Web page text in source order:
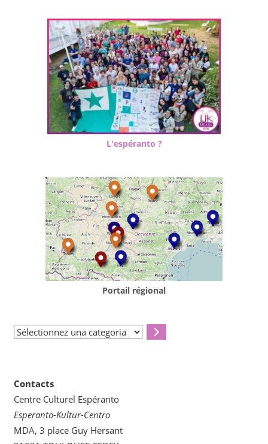
L'espéranto ?
Portail régional
Sélectionnez
Contacts
Centre Culturel Espéranto
Esperanto-Kultur-Centro
MDA, 3 place Guy Hersant